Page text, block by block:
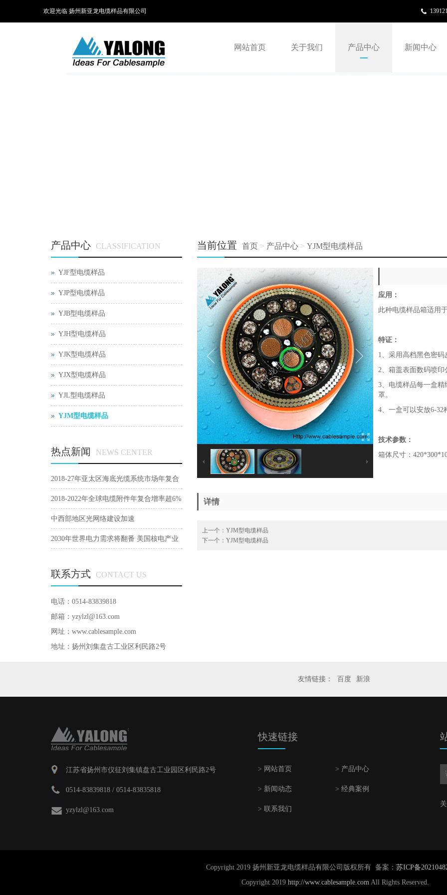
欢迎光临 扬州新亚龙电缆样品有限公司
网站首页 关于我们 产品中心 新闻中心
当前位置 首页> 产品中心> YJM型电缆样品
应用：
此种电缆样品箱适用
特证：
1、采用高档黑色密码
2、箱盖表面数码喷印
3、电缆样品每一盒
罩。
4、一盒可以安放6-32
技术参数：
箱体尺寸：
详情
上一个： YJM型电缆样品
下一个： YJM型电缆样品
产品中心 CLASSIFICATION
YJF型电缆样品
YJP型电缆样品
YJB型电缆样品
YJH型电缆样品
YJK型电缆样品
YJX型电缆样品
YJL型电缆样品
YJM型电缆样品
热点新闻 NEWS CENTER
2018-27年亚太区海底光缆系统市场年复合
增9.8%
2018-2022年全球电缆附件年复合增率超6%
中西部地区光网络建设加速
2030年世界电力需求将翻番 美国核电产业
联系方式 CONTACT US
电话：0514-83839818
邮箱：yzylzl@163.com
网址： www.cablesample.com
地址：扬州刘集盘古工业区利民路2号
友情链接： 百度 新浪
江苏省扬州市仪征刘集镇盘古工业园区利民路2号
0514-83839818 / 0514-83835818
yzylzl@163.com
快速链接
> 网站首页 > 产品中心
> 新闻动态 > 经典案例
> 联系我们
Copyright 2019 扬州新亚龙电缆样品有限公司版权所有 备案： 苏ICP备
Copyright 2019 http://www.cablesample.com All Rights Reserved.